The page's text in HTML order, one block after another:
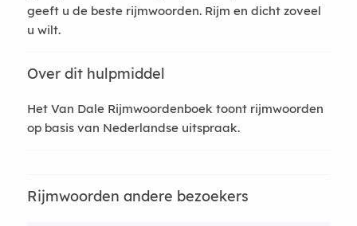
geeft u de beste rijmwoorden. Rijm en dicht zoveel
u wilt.
Over dit hulpmiddel
Het Van Dale Rijmwoordenboek toont rijmwoorden
op basis van Nederlandse uitspraak.
Rijmwoorden andere bezoekers